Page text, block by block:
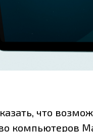
что
компьютеров